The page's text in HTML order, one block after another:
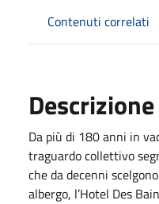
Contenuti correlati
Descrizione
Da più di 180 anni in
traguardo collettivo
che da decenni
albergo, l’Hotel Des